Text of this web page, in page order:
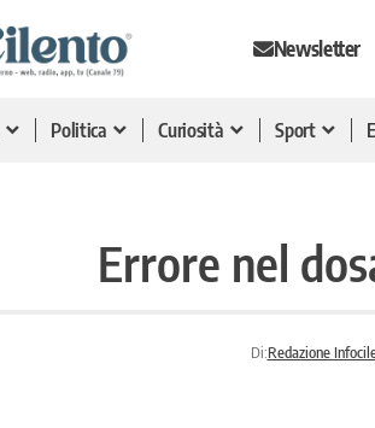
Newsletter
Politica Curiosità Sport
Errore nel
Di:Redazione